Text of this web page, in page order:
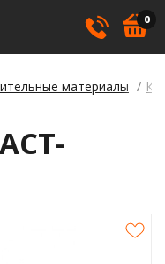
0
Смеси
материалы